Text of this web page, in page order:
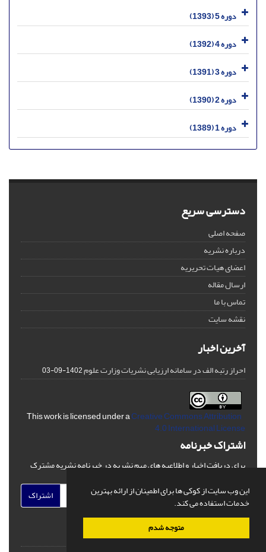
این وب سایت از کوکی ها برای اطمینان از ارائه بهترین
خدمات استفاده می کند.
متوجه شدم
دوره 5 (1393)
دوره 4 (1392)
دوره 3 (1391)
دوره 2 (1390)
دوره 1 (1389)
دسترسی سریع
صفحه اصلی
درباره نشریه
اعضای هیات تحریریه
ارسال مقاله
تماس با ما
نقشه سایت
آخرین اخبار
احراز رتبه الف در سامانه ارزیابی نشریات وزارت علوم1402-09-03
Creative Commons Attribution
4.0 International License
اشتراک خبرنامه
برای دریافت اخبار و اطلاعیه های مهم نشریه در خبرنامه نشریه مشترک
اشتراک